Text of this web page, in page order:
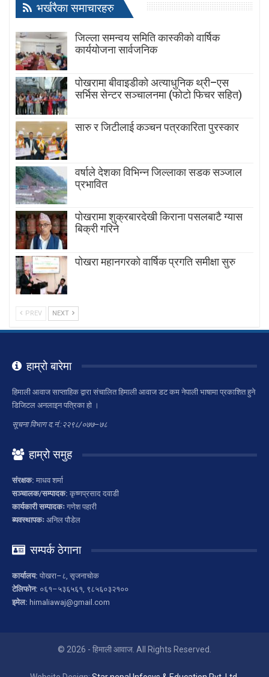
भर्खरैका समाचारहरु
जिल्ला समन्वय समिति कास्कीको वार्षिक
कार्ययोजना सार्वजनिक
पोखरामा बीवाइडीको अत्याधुनिक थ्री–एस
सर्भिस सेन्टर सञ्चालनमा (फोटो फिचर सहित)
सारु र जिटीलाई कञ्चन पत्रकारिता पुरस्कार
वर्षाले देशका विभिन्न जिल्लाका सडक सञ्जाल
प्रभावित
पोखरामा शुक्रबारदेखी किराना पसलबाटै ग्यास
बिक्री गरिने
पोखरा महानगरको वार्षिक प्रगति समीक्षा सुरु
PREV NEXT
हाम्रो बारेमा
हिमाली आवाज साप्ताहिक द्वारा संचालित हिमाली आवाज डट कम नेपाली भाषामा प्रकाशित हुने
डिजिटल अनलाइन पत्रिका हो ।
सूचना विभाग द.नं.:२२९८/०७७–७८
हाम्रो समुह
संरक्षक: माधव शर्मा
सञ्चालक/सम्पादक: कृष्णप्रसाद दवाडी
कार्यकारी सम्पादकः गणेश पहारी
ब्यवस्थापकः अनिल पौडेल
सम्पर्क ठेगाना
कार्यालय: पोखरा–८, सृजनाचोक
टेलिफोन: ०६१–५३६५६१, ९८५६०३२१००
इमेल: himaliawaj@gmail.com
© 2026 - हिमाली आवाज. All Rights Reserved.